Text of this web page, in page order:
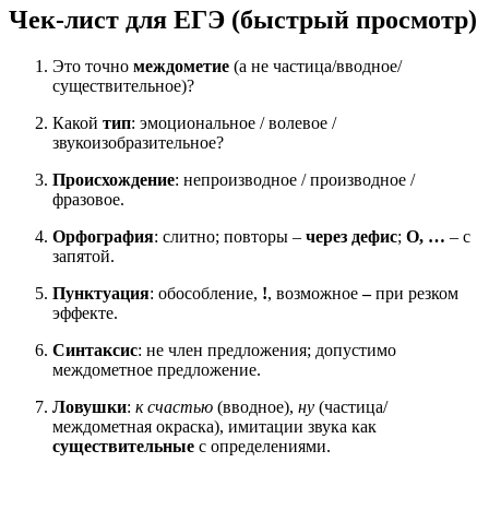
Чек-лист для ЕГЭ (быстрый просмотр)
Это точно междометие (а не частица/вводное/
существительное)?
Какой тип: эмоциональное / волевое /
звукоизобразительное?
Происхождение: непроизводное / производное /
фразовое.
Орфография: слитно; повторы – через дефис; О, … – с
запятой.
Пунктуация: обособление, !, возможное–при резком
эффекте.
Синтаксис: не член предложения; допустимо
междометное предложение.
Ловушки: к счастью (вводное), ну (частица/
междометная окраска), имитации звука как
существительные с определениями.